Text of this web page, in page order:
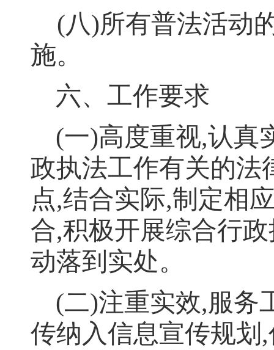
(八)所有普法活动
施。
六、工作要求
(一)高度重视,认真
政执法工作有关的法
点,结合实际,制定相
合,积极开展综合行
动落到实处。
(二)注重实效,服务
传纳入信息宣传规划 ,